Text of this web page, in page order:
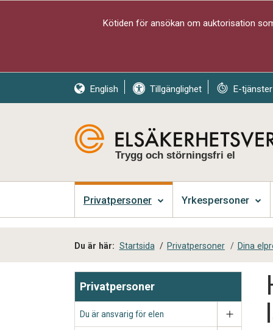
Kötiden för ansökan om auktorisation
English Tillgänglighet E-tjänster
Trygg och störningsfri el
Privatpersoner Yrkespersoner
Du är här: Startsida / Privatpersoner / Dina
Privatpersoner
Du är ansvarig för elen